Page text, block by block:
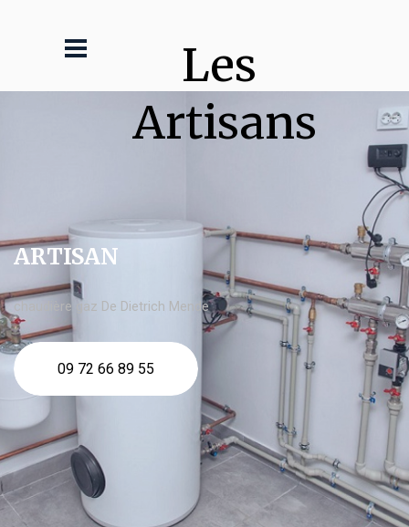
Les
Artisans
ARTISAN
chaudière gaz De Dietrich Mende
09 72 66 89 55